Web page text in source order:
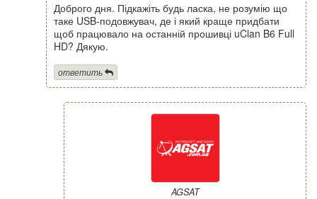
Доброго дня. Підкажіть будь ласка, не розумію що
таке USB-подовжувач, де і який краще придбати
щоб працювало на останній прошивці uClan B6 Full
HD? Дякую.
ответить
AGSAT